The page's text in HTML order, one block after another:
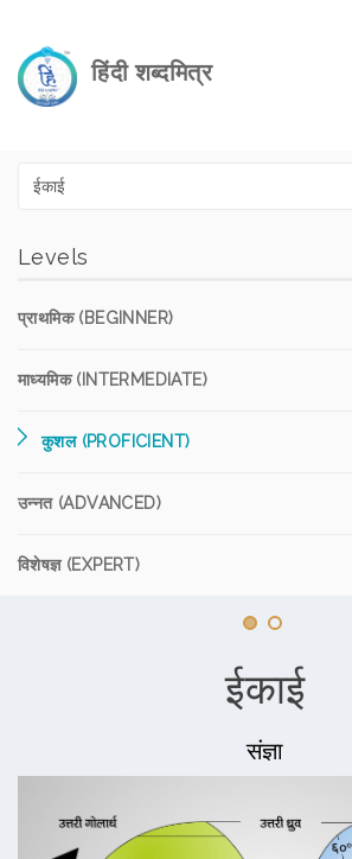
हिंदी शब्दमित्र
Levels
प्राथमिक (BEGINNER)
माध्यमिक (INTERMEDIATE)
कुशल (PROFICIENT)
उन्नत (ADVANCED)
विशेषज्ञ (EXPERT)
ईकाई
संज्ञा